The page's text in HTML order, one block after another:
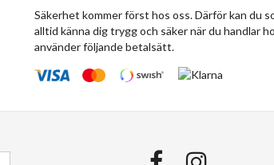
Säkerhet kommer först hos oss. Därför kan du
alltid känna dig trygg och säker när du handlar
använder följande betalsätt.